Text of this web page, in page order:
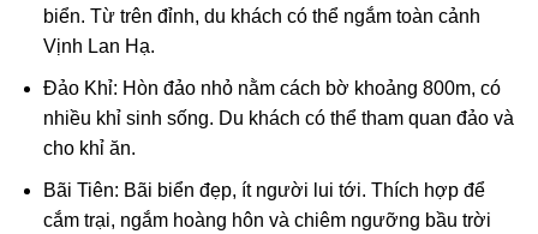
biển. Từ trên đỉnh, du khách có thể ngắm toàn cảnh
Vịnh Lan Hạ.
Đảo Khỉ: Hòn đảo nhỏ nằm cách bờ khoảng 800m, có
nhiều khỉ sinh sống. Du khách có thể tham quan đảo và
cho khỉ ăn.
Bãi Tiên: Bãi biển đẹp, ít người lui tới. Thích hợp để
cắm trại, ngắm hoàng hôn và chiêm ngưỡng bầu trời